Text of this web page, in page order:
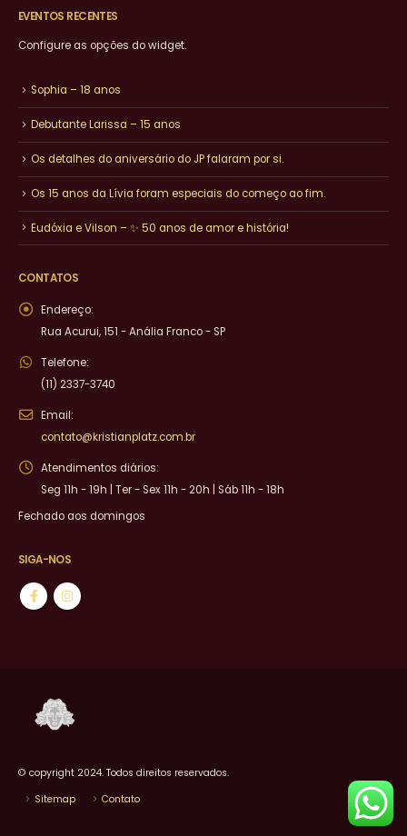
EVENTOS RECENTES
Configure as opções do widget.
Sophia – 18 anos
Debutante Larissa – 15 anos
Os detalhes do aniversário do JP falaram por si.
Os 15 anos da Lívia foram especiais do começo ao fim.
Eudóxia e Vilson – ✨ 50 anos de amor e história!
CONTATOS
Endereço:
Rua Acurui, 151 - Anália Franco - SP
Telefone:
(11) 2337-3740
Email:
contato@kristianplatz.com.br
Atendimentos diários:
Seg 11h - 19h | Ter - Sex 11h - 20h | Sáb 11h - 18h
Fechado aos domingos
SIGA-NOS
© copyright 2024. Todos direitos reservados.
Sitemap
Contato